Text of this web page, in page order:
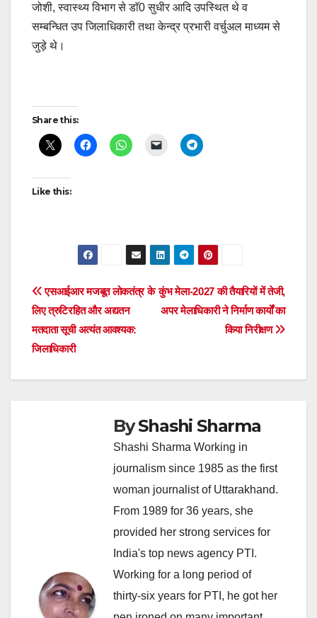
जोशी, स्वास्थ्य विभाग से डाॅ0 सुधीर आदि उपस्थित थे व
सम्बन्धित उप जिलाधिकारी तथा केन्द्र प्रभारी वर्चुअल माध्यम से
जुड़े थे।
Post
navigation
Share this:
Like this:
Post
navigation
कुंभ मेला-2027 की तैयारियों में तेजी,
अपर मेलाधिकारी ने निर्माण कार्यों का
किया निरीक्षण
एसआईआर मजबूत लोकतंत्र के
लिए त्रुटिरहित और अद्यतन
मतदाता सूची अत्यंत आवश्यक:
जिलाधिकारी
ByShashi Sharma
Shashi Sharma Working in
journalism since 1985 as the first
woman journalist of Uttarakhand.
From 1989 for 36 years, she
provided her strong services for
India's top news agency PTI.
Working for a long period of
thirty-six years for PTI, he got her